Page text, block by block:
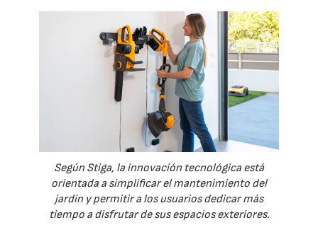
Según Stiga, la innovación tecnológica está
orientada a simplificar el mantenimiento del
jardín y permitir a los usuarios dedicar más
tiempo a disfrutar de sus espacios exteriores.